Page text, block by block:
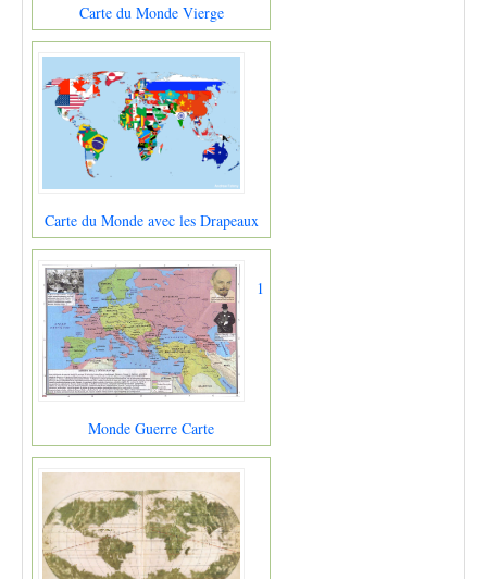
Carte du Monde Vierge
Carte du Monde avec les Drapeaux
1
Monde Guerre Carte